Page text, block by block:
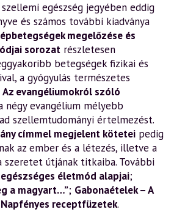
egészség jegyében eddig
és számos további kiadványa
megelőzése és
sorozat részletesen
betegségek fizikai és
a gyógyulás természetes
Az evangéliumokról szóló
négy evangélium mélyebb
szellemtudományi értelmezést.
címmel megjelent kötetei pedig
az ember és a létezés, illetve a
szeretet útjának titkaiba. További
életmód alapjai;
a magyart…”; Gabonaételek – A
Napfényes receptfüzetek.